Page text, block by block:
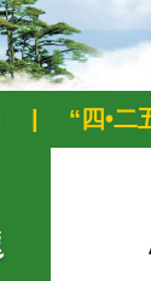
“四•二